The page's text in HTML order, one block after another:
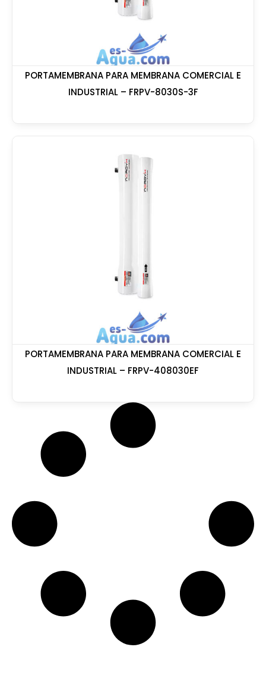
PORTAMEMBRANA PARA MEMBRANA COMERCIAL E
INDUSTRIAL – FRPV-8030S-3F
PORTAMEMBRANA PARA MEMBRANA COMERCIAL E
INDUSTRIAL – FRPV-408030EF